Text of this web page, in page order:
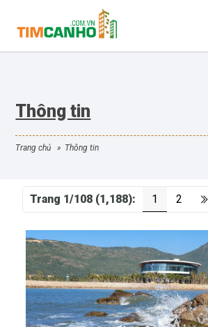
Thông tin
trang chủ » thông tin
Trang 1/108 (1,188): 1 2